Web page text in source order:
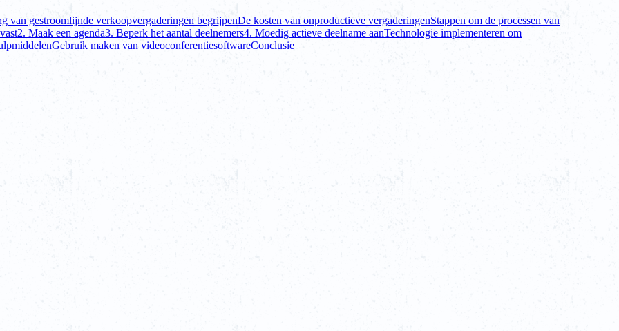
van gestroomlijnde verkoopvergaderingen begrijpenDe kosten van onproductieve vergaderingenStappen om de processen van
2. Maak een agenda3. Beperk het aantal deelnemers4. Moedig actieve deelname aanTechnologie implementeren om
Gebruik maken van videoconferentiesoftwareConclusie